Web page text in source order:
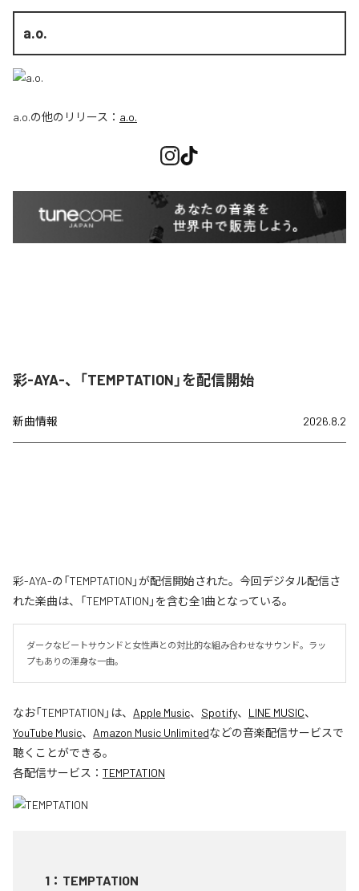
a.o.
a.o.の他のリリース： a.o.
彩-AYA-、「TEMPTATION」を配信開始
新曲情報 2026.8.2
彩-AYA-の「TEMPTATION」が配信開始された。今回デジタル配信さ
れた楽曲は、「TEMPTATION」を含む全1曲となっている。
ダークなビートサウンドと女性声との対比的な組み合わせなサウンド。ラッ
プもありの渾身な一曲。
なお「TEMPTATION 」は、 Apple Music、 Spotify、 LINE MUSIC、
YouTube Music、 Amazon Music Unlimitedなどの音楽配信サービスで
聴くことができる。
各配信サービス： TEMPTATION
1 ： TEMPTATION